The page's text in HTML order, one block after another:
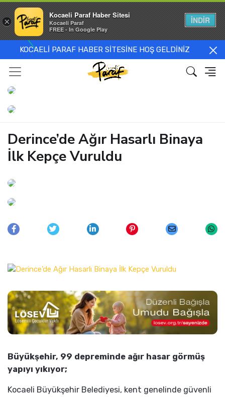
KOCAELİ PARAF HABER SİTESİNE HOŞ GELDİNİZ
Derince’de Ağır Hasarlı Binaya
İlk Kepçe Vuruldu
Büyükşehir, 99 depreminde ağır hasar görmüş
yapıyı yıkıyor;
Kocaeli Büyükşehir Belediyesi, kent genelinde güvenli
×
Kocaeli Paraf Haber Sitesi
Kocaeli Paraf
FREE - In Google Play
İNDİR